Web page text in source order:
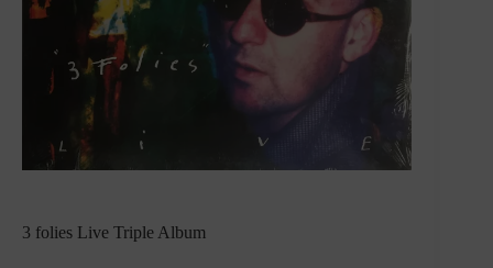
3 folies Live Triple Album